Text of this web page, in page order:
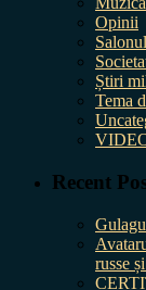
Opinii
Știri
Tema
Recent
russe